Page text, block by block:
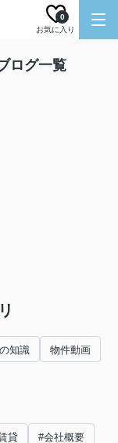
お気に入り
0
ログ一覧
知識 物件動画
貸 #会社概要